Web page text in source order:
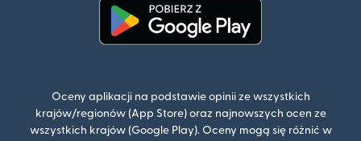
Oceny aplikacji na podstawie opinii ze wszystkich
krajów/regionów (App Store) oraz najnowszych ocen ze
wszystkich krajów (Google Play). Oceny mogą się różnić w